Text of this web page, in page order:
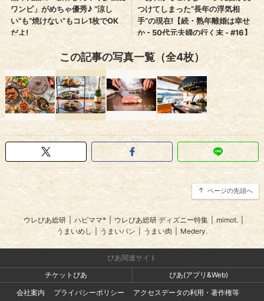
この記事の写真一覧（全4枚）
ページの先頭へ
ウレぴあ総研 ハピママ* | ウレぴあ総研 ディズニー特集 | mimot.
うまいめし
うまいパン | うまい肉 Medery.
ぴあ関連サイト
チケットぴあ
ぴあ(アプリ&Web)
会社案内
プライバシーポリシー アクセスデータの利用・著作権等